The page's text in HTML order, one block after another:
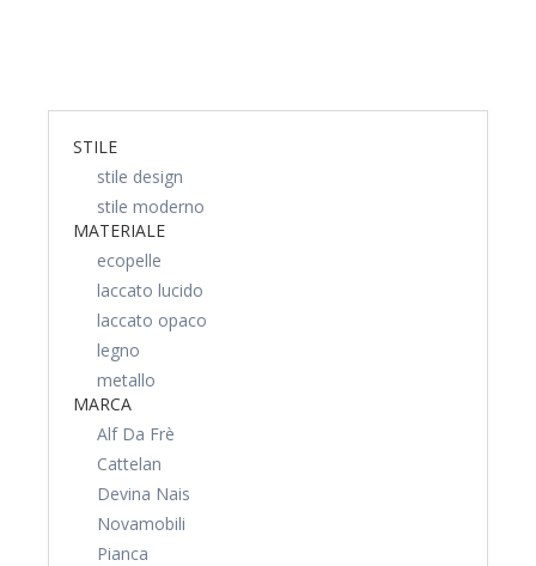
STILE
stile design
stile moderno
MATERIALE
ecopelle
laccato lucido
laccato opaco
legno
metallo
MARCA
Alf Da Frè
Cattelan
Devina Nais
Novamobili
Pianca